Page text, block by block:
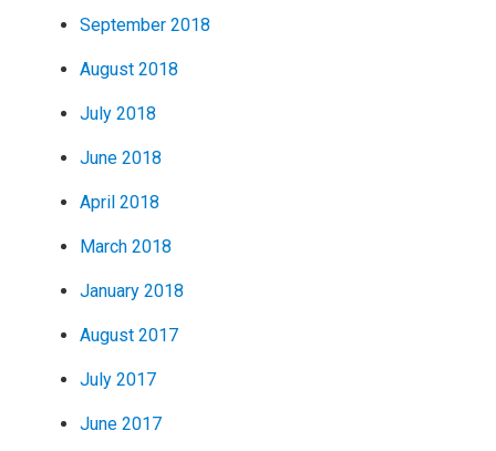
September 2018
August 2018
July 2018
June 2018
April 2018
March 2018
January 2018
August 2017
July 2017
June 2017